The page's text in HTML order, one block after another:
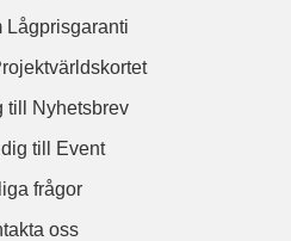
Lågprisgaranti
till Nyhetsbrev
till Event
frågor
oss